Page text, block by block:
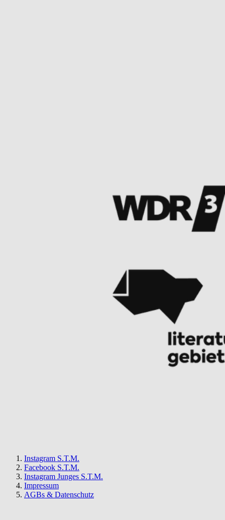
Instagram S.T.M.
Facebook S.T.M.
Instagram Junges S.T.M.
Impressum
AGBs & Datenschutz